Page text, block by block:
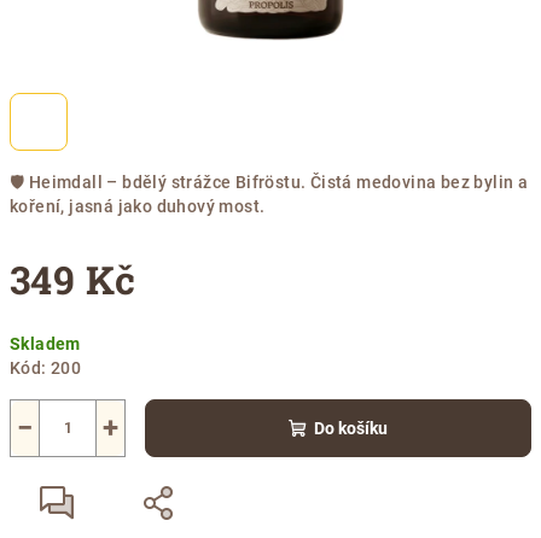
🛡️ Heimdall – bdělý strážce Bifröstu. Čistá medovina bez bylin a
koření, jasná jako duhový most.
349 Kč
cena:
Skladem
Kód: 200
+
− Do košíku